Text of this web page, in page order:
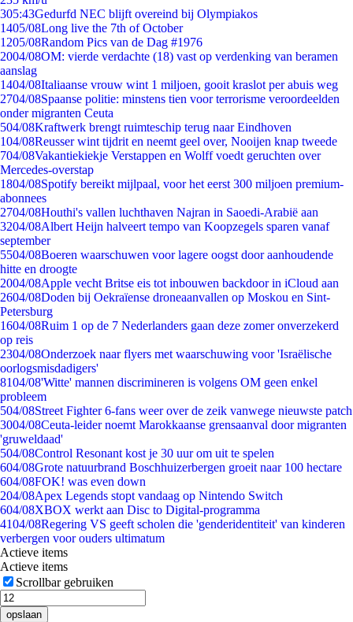
305:43Gedurfd NEC blijft overeind bij Olympiakos
1405/08Long live the 7th of October
1205/08Random Pics van de Dag #1976
2004/08OM: vierde verdachte (18) vast op verdenking van beramen
aanslag
1404/08Italiaanse vrouw wint 1 miljoen, gooit kraslot per abuis weg
2704/08Spaanse politie: minstens tien voor terrorisme veroordeelden
onder migranten Ceuta
504/08Kraftwerk brengt ruimteschip terug naar Eindhoven
104/08Reusser wint tijdrit en neemt geel over, Nooijen knap tweede
704/08Vakantiekiekje Verstappen en Wolff voedt geruchten over
Mercedes-overstap
1804/08Spotify bereikt mijlpaal, voor het eerst 300 miljoen premium-
abonnees
2704/08Houthi's vallen luchthaven Najran in Saoedi-Arabië aan
3204/08Albert Heijn halveert tempo van Koopzegels sparen vanaf
september
5504/08Boeren waarschuwen voor lagere oogst door aanhoudende
hitte en droogte
2004/08Apple vecht Britse eis tot inbouwen backdoor in iCloud aan
2604/08Doden bij Oekraïense droneaanvallen op Moskou en Sint-
Petersburg
1604/08Ruim 1 op de 7 Nederlanders gaan deze zomer onverzekerd
op reis
2304/08Onderzoek naar flyers met waarschuwing voor 'Israëlische
oorlogsmisdadigers'
8104/08'Witte' mannen discrimineren is volgens OM geen enkel
probleem
504/08Street Fighter 6-fans weer over de zeik vanwege nieuwste patch
3004/08Ceuta-leider noemt Marokkaanse grensaanval door migranten
'gruweldaad'
504/08Control Resonant kost je 30 uur om uit te spelen
604/08Grote natuurbrand Boschhuizerbergen groeit naar 100 hectare
604/08FOK! was even down
204/08Apex Legends stopt vandaag op Nintendo Switch
604/08XBOX werkt aan Disc to Digital-programma
4104/08Regering VS geeft scholen die 'genderidentiteit' van kinderen
verbergen voor ouders ultimatum
Actieve items
Actieve items
Scrollbar gebruiken
opslaan